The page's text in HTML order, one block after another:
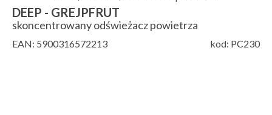
DEEP - GREJPFRUT
skoncentrowany odświeżacz powietrza
EAN: 5900316572213 kod: PC230